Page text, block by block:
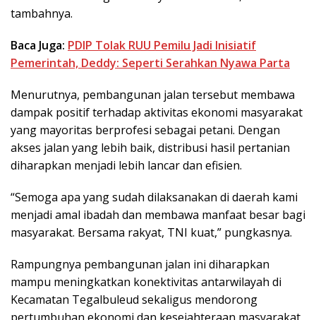
tambahnya.
Baca Juga: PDIP Tolak RUU Pemilu Jadi Inisiatif
Pemerintah, Deddy: Seperti Serahkan Nyawa Parta
Menurutnya, pembangunan jalan tersebut membawa
dampak positif terhadap aktivitas ekonomi masyarakat
yang mayoritas berprofesi sebagai petani. Dengan
akses jalan yang lebih baik, distribusi hasil pertanian
diharapkan menjadi lebih lancar dan efisien.
“Semoga apa yang sudah dilaksanakan di daerah kami
menjadi amal ibadah dan membawa manfaat besar bagi
masyarakat. Bersama rakyat, TNI kuat,” pungkasnya.
Rampungnya pembangunan jalan ini diharapkan
mampu meningkatkan konektivitas antarwilayah di
Kecamatan Tegalbuleud sekaligus mendorong